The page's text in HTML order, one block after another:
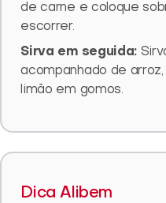
de carne e coloque
escorrer.
Sirva em seguida:
acompanhado de
limão em gomos.
Dica Alibem